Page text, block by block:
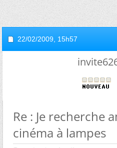
22/02/2009, 15h57
Re : Je recherche
cinéma à lampes